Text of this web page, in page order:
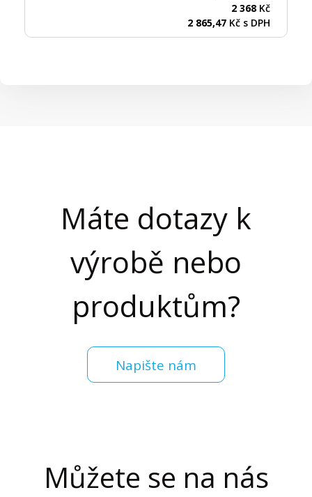
2 368 Kč
2 865,47 Kč s DPH
Máte dotazy k
výrobě nebo
produktům?
Napište nám
Můžete se na nás